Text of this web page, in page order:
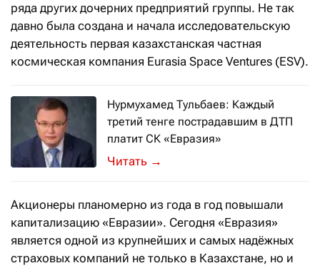
ряда других дочерних предприятий группы. Не так
давно была создана и начала исследовательскую
деятельность первая казахстанская частная
космическая компания Eurasia Space Ventures (ESV).
Нурмухамед Тульбаев: Каждый
третий тенге пострадавшим в ДТП
платит СК «Евразия»
Обязательное автострахование –
→
Акционеры планомерно из года в год повышали
капитализацию «Евразии». Сегодня «Евразия»
является одной из крупнейших и самых надёжных
страховых компаний не только в Казахстане, но и